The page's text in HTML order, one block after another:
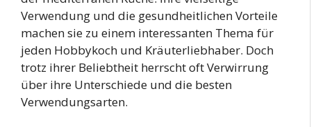
Verwendung und die gesundheitlichen Vorteile
machen sie zu einem interessanten Thema für
jeden Hobbykoch und Kräuterliebhaber. Doch
trotz ihrer Beliebtheit herrscht oft Verwirrung
über ihre Unterschiede und die besten
Verwendungsarten.